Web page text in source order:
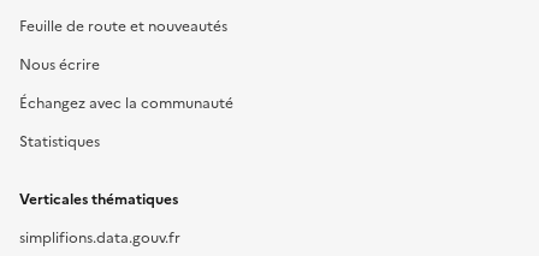
Feuille de route et nouveautés
Nous écrire
Échangez avec la communauté
Statistiques
Verticales thématiques
simplifions.data.gouv.fr